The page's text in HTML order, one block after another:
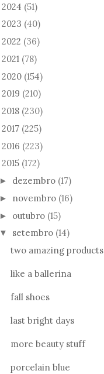
2024 (51)
2023 (40)
2022 (36)
2021 (78)
2020 (154)
2019 (210)
2018 (230)
2017 (225)
2016 (223)
2015 (172)
► dezembro (17)
► novembro (16)
► outubro (15)
▼ setembro (14)
two amazing products
like a ballerina
fall shoes
last bright days
more beauty stuff
porcelain blue